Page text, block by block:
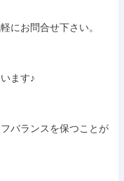
にお問合せ下さい。
ます♪
バランスを保つことが